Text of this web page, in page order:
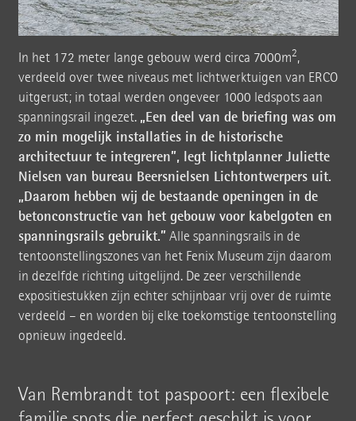
In het 172 meter lange gebouw werd circa 7000m2,
verdeeld over twee niveaus met lichtwerktuigen van ERCO
uitgerust; in totaal werden ongeveer 1000 ledspots aan
spanningsrail ingezet. „Een deel van de briefing was om
zo min mogelijk installaties in de historische
architectuur te integreren”, legt lichtplanner Juliette
Nielsen van bureau Beersnielsen Lichtontwerpers uit.
„Daarom hebben wij de bestaande openingen in de
betonconstructie van het gebouw voor kabelgoten en
spanningsrails gebruikt.” Alle spanningsrails in de
tentoonstellingszones van het Fenix Museum zijn daarom
in dezelfde richting uitgelijnd. De zeer verschillende
expositiestukken zijn echter schijnbaar vrij over de ruimte
verdeeld – en worden bij elke toekomstige tentoonstelling
opnieuw ingedeeld.
Van Rembrandt tot paspoort: een flexibele